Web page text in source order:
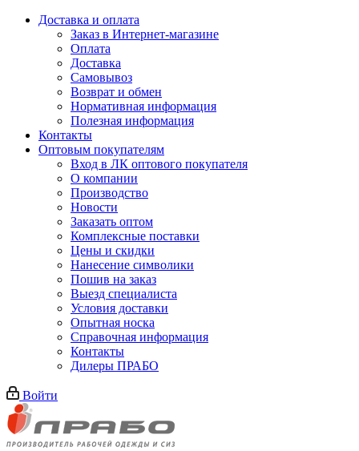
Доставка и оплата
Заказ в Интернет-магазине
Оплата
Доставка
Самовывоз
Возврат и обмен
Нормативная информация
Полезная информация
Контакты
Оптовым покупателям
Вход в ЛК оптового покупателя
О компании
Производство
Новости
Заказать оптом
Комплексные поставки
Цены и скидки
Нанесение символики
Пошив на заказ
Выезд специалиста
Условия доставки
Опытная носка
Справочная информация
Контакты
Дилеры ПРАБО
Войти